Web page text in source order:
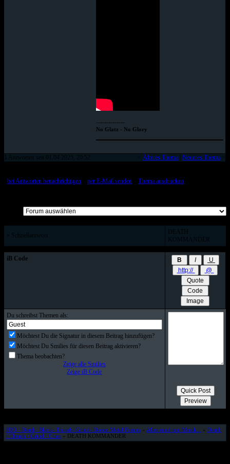
--------------
No Glatz - No Glory
1 Antworten seit 01.04.2025, 20:52 Älteres Thema| Neueres Thema>
bei Antworten benachrichtigen:: per E-Mail senden:: Thema ausdrucken]
» Schnellantwort
DEATH
KOMMANDER
iB Code
Du schreibst Themen als:
Möchtest Du die Signatur in diesem Beitrag hinzufügen?
Möchtest Du Smilies für diesen Beitrag aktivieren?
Thema beobachten?
Zeige alle Smilies
Zeige iB Code
HIO - Death- Black- Thrash- Grind- Doom Metal Forum » Alles rund um Musik... » Death
/ Thrash / Grind / Crust» DEATH KOMMANDER